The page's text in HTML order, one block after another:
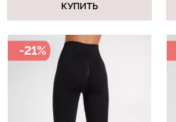
КУПИТЬ
-21%